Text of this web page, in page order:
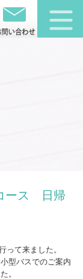
ース 日帰
って来ました。
型バスでのご案内
。